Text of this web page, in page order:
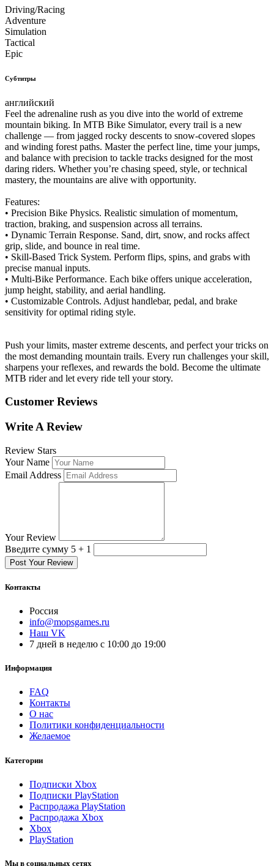
Driving/Racing
Adventure
Simulation
Tactical
Epic
Субтитры
английский
Feel the adrenaline rush as you dive into the world of extreme
mountain biking. In MTB Bike Simulator, every trail is a new
challenge — from jagged rocky descents to snow-covered slopes
and winding forest paths. Master the perfect line, time your jumps,
and balance with precision to tackle tracks designed for the most
daring riders. Whether you’re chasing speed, style, or technical
mastery, the mountains are alive with opportunity.
Features:
• Precision Bike Physics. Realistic simulation of momentum,
traction, braking, and suspension across all terrains.
• Dynamic Terrain Response. Sand, dirt, snow, and rocks affect
grip, slide, and bounce in real time.
• Skill-Based Trick System. Perform flips, spins, and grabs with
precise manual inputs.
• Multi-Bike Performance. Each bike offers unique acceleration,
jump height, stability, and aerial handling.
• Customizable Controls. Adjust handlebar, pedal, and brake
sensitivity for optimal riding style.
Push your limits, master extreme descents, and perfect your tricks on
the most demanding mountain trails. Every run challenges your skill,
sharpens your reflexes, and rewards the bold. Become the ultimate
MTB rider and let every ride tell your story.
Customer Reviews
Write A Review
Review Stars
Your Name
Email Address
Your Review
Введите сумму 5 + 1
Post Your Review
Контакты
Россия
info@mopsgames.ru
Наш VK
7 дней в неделю с 10:00 до 19:00
Информация
FAQ
Контакты
О нас
Политики конфиденциальности
Желаемое
Категории
Подписки Xbox
Подписки PlayStation
Распродажа PlayStation
Распродажа Xbox
Xbox
PlayStation
Мы в социальных сетях